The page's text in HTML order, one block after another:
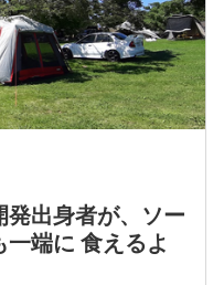
出身者が、ソー
端に 食えるよ